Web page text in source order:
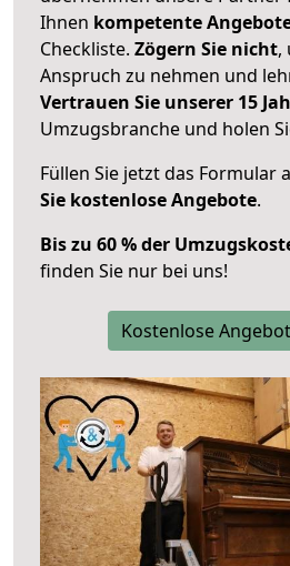
Ihnen kompetente
Checkliste. Zögern Sie nicht,
Anspruch zu nehmen und
Vertrauen Sie unserer 15
Umzugsbranche und holen
Füllen Sie jetzt das Formular
Sie kostenlose Angebote.
Bis zu 60 % der
finden Sie nur bei uns!
Kostenlose